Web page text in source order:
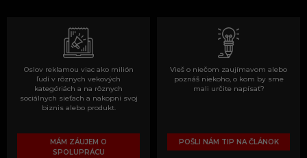
Oslov reklamou viac ako milión
ľudí v rôznych vekových
kategóriách a na rôznych
sociálnych sieťach a nakopni svoj
biznis alebo produkt.
MÁM ZÁUJEM O
SPOLUPRÁCU
Vieš o niečom zaujímavom alebo
poznáš niekoho, o kom by sme
mali určite napísať?
POŠLI NÁM TIP NA ČLÁNOK